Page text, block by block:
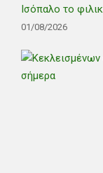
Ισόπαλο το
01/08/2026